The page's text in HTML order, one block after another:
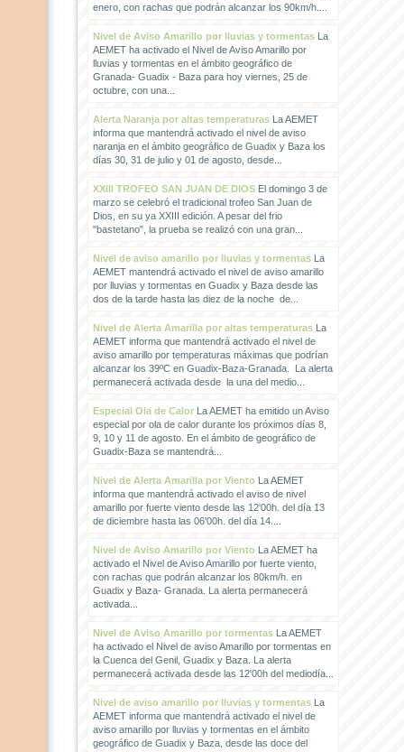
enero, con rachas que podrán alcanzar los 90km/h....
Nivel de Aviso Amarillo por lluvias y tormentasLa
AEMET ha activado el Nivel de Aviso Amarillo por
lluvias y tormentas en el ámbito geográfico de
Granada- Guadix - Baza para hoy viernes, 25 de
octubre, con una...
Alerta Naranja por altas temperaturasLa AEMET
informa que mantendrá activado el nivel de aviso
naranja en el ámbito geográfico de Guadix y Baza los
días 30, 31 de julio y 01 de agosto, desde...
XXIII TROFEO SAN JUAN DE DIOSEl domingo 3 de
marzo se celebró el tradicional trofeo San Juan de
Dios, en su ya XXIII edición. A pesar del frio
"bastetano", la prueba se realizó con una gran...
Nivel de aviso amarillo por lluvias y tormentasLa
AEMET mantendrá activado el nivel de aviso amarillo
por lluvias y tormentas en Guadix y Baza desde las
dos de la tarde hasta las diez de la noche de...
Nivel de Alerta Amarilla por altas temperaturasLa
AEMET informa que mantendrá activado el nivel de
aviso amarillo por temperaturas máximas que podrían
alcanzar los 39ºC en Guadix-Baza-Granada. La alerta
permanecerá activada desde la una del medio...
Especial Ola de CalorLa AEMET ha emitido un Aviso
especial por ola de calor durante los próximos días 8,
9, 10 y 11 de agosto. En el ámbito de geográfico de
Guadix-Baza se mantendrá...
Nivel de Alerta Amarilla por VientoLa AEMET
informa que mantendrá activado el aviso de nivel
amarillo por fuerte viento desde las 12'00h. del día 13
de diciembre hasta las 06'00h. del día 14....
Nivel de Aviso Amarillo por VientoLa AEMET ha
activado el Nivel de Aviso Amarillo por fuerte viento,
con rachas que podrán alcanzar los 80km/h. en
Guadix y Baza- Granada. La alerta permanecerá
activada...
Nivel de Aviso Amarillo por tormentasLa AEMET
ha activado el Nivel de aviso Amarillo por tormentas en
la Cuenca del Genil, Guadix y Baza. La alerta
permanecerá activada desde las 12'00h del mediodía...
Nivel de aviso amarillo por lluvias y tormentasLa
AEMET informa que mantendrá activado el nivel de
aviso amarillo por lluvias y tormentas en el ámbito
geográfico de Guadix y Baza, desde las doce del